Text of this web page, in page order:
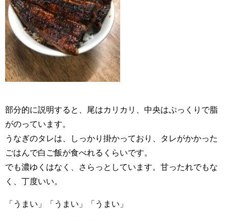
部分的に説明すると、尾はカリカリ、中央はぷっくりで脂
がのっています。
うなぎのタレは、しっかり掛かっており、タレがかかった
ごはんで白ご飯が食べれるくらいです。
でも濃ゆくはなく、さらっとしています。甘ったれでもな
く、丁度いい。
「うまい」「うまい」「うまい」